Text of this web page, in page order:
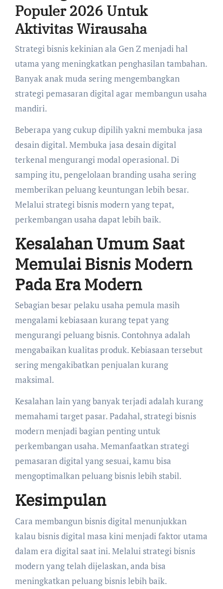
Populer 2026 Untuk
Aktivitas Wirausaha
Strategi bisnis kekinian ala Gen Z menjadi hal
utama yang meningkatkan penghasilan tambahan.
Banyak anak muda sering mengembangkan
strategi pemasaran digital agar membangun usaha
mandiri.
Beberapa yang cukup dipilih yakni membuka jasa
desain digital. Membuka jasa desain digital
terkenal mengurangi modal operasional. Di
samping itu, pengelolaan branding usaha sering
memberikan peluang keuntungan lebih besar.
Melalui strategi bisnis modern yang tepat,
perkembangan usaha dapat lebih baik.
Kesalahan Umum Saat
Memulai Bisnis Modern
Pada Era Modern
Sebagian besar pelaku usaha pemula masih
mengalami kebiasaan kurang tepat yang
mengurangi peluang bisnis. Contohnya adalah
mengabaikan kualitas produk. Kebiasaan tersebut
sering mengakibatkan penjualan kurang
maksimal.
Kesalahan lain yang banyak terjadi adalah kurang
memahami target pasar. Padahal, strategi bisnis
modern menjadi bagian penting untuk
perkembangan usaha. Memanfaatkan strategi
pemasaran digital yang sesuai, kamu bisa
mengoptimalkan peluang bisnis lebih stabil.
Kesimpulan
Cara membangun bisnis digital menunjukkan
kalau bisnis digital masa kini menjadi faktor utama
dalam era digital saat ini. Melalui strategi bisnis
modern yang telah dijelaskan, anda bisa
meningkatkan peluang bisnis lebih baik.